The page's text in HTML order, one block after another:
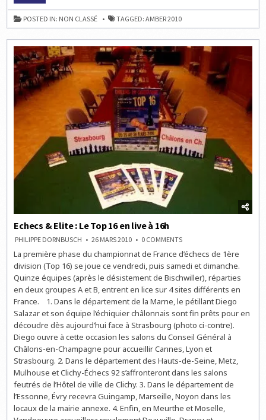
NICE
:
IVANCHUK
ET
!
POSTED IN: NON CLASSÉ TAGGED:AMBER 2010
Echecs & Elite : Le Top 16 en live à 16h
PHILIPPE DORNBUSCH 26 MARS 2010 0 COMMENTSON
&
:
TOP
16
LIVE
À
16H
La première phase du championnat de France d’échecs de 1ère
division (Top 16) se joue ce vendredi, puis samedi et dimanche.
Quinze équipes (après le désistement de Bischwiller), réparties
en deux groupes A et B, entrent en lice sur 4 sites différents en
France. 1. Dans le département de la Marne, le pétillant Diego
Salazar et son équipe l’échiquier châlonnais sont fin prêts pour en
découdre dès aujourd’hui face à Strasbourg (photo ci-contre).
Diego ouvre à cette occasion les salons du Conseil Général à
Châlons-en-Champagne pour accueillir Cannes, Lyon et
Strasbourg. 2. Dans le département des Hauts-de-Seine, Metz,
Mulhouse et Clichy-Échecs 92 s’affronteront dans les salons
feutrés de l’Hôtel de ville de Clichy. 3. Dans le département de
l’Essonne, Évry recevra Guingamp, Marseille, Noyon dans les
locaux de la mairie annexe. 4. Enfin, en Meurthe et Moselle,